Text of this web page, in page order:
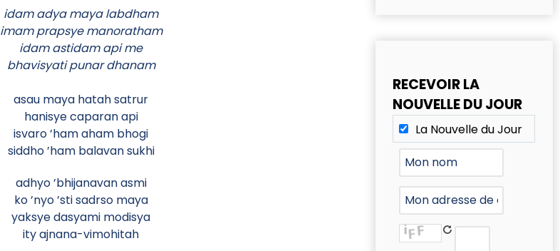
idam adya maya labdham
imam prapsye manoratham
idam astidam api me
bhavisyati punar dhanam
asau maya hatah satrur
hanisye caparan api
isvaro ’ham aham bhogi
siddho ’ham balavan sukhi
adhyo ’bhijanavan asmi
ko ’nyo ’sti sadrso maya
yaksye dasyami modisya
ity ajnana-vimohitah
RECEVOIR LA
NOUVELLE DU JOUR
La Nouvelle du Jour